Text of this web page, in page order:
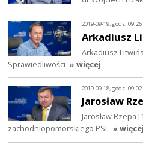
2019-09-19, godz. 09:26
Arkadiusz
Arkadiusz
Sprawiedliwości » więcej
2019-09-18, godz. 09:02
Jarosław
Jarosław Rzepa
zachodniopomorskiego PSL » więcej